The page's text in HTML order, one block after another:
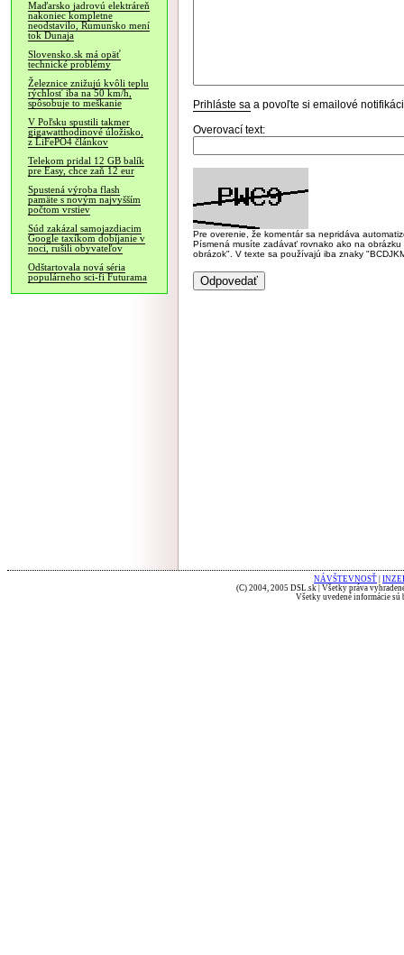
Maďarsko jadrovú elektráreň
nakoniec kompletne
neodstavilo, Rumunsko mení
tok Dunaja
Slovensko.sk má opäť
technické problémy
Železnice znižujú kvôli teplu
rýchlosť iba na 50 km/h,
spôsobuje to meškanie
V Poľsku spustili takmer
gigawatthodinové úložisko,
z LiFePO4 článkov
Telekom pridal 12 GB balík
pre Easy, chce zaň 12 eur
Spustená výroba flash
pamäte s novým najvyšším
počtom vrstiev
Súd zakázal samojazdiacim
Google taxíkom dobíjanie v
noci, rušili obyvateľov
Odštartovala nová séria
populárneho sci-fi Futurama
Prihláste sa a povoľte si emailové
Overovací text:
Pre overenie, že komentár sa nepridáva
Písmená musíte zadávať rovnako ako na
obrázok". V texte sa používajú iba znaky
NÁVŠTEVNOSŤ
(C) 2004, 2005 DSL.sk | Všetky práva
Všetky uvedené informácie sú